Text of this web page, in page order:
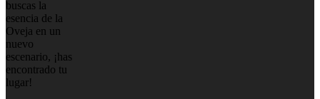
buscas la
esencia de la
Oveja en un
nuevo
escenario, ¡has
encontrado tu
lugar!